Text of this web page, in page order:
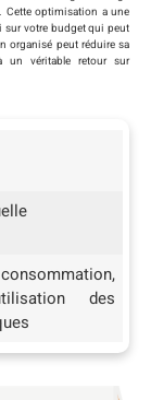
Cette optimisation a une
sur votre budget qui peut
organisé peut réduire sa
un véritable retour sur
des